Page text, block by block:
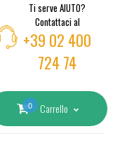
Ti serve AIUTO?
Contattaci al
+39 02 400
724 74
0 Carrello